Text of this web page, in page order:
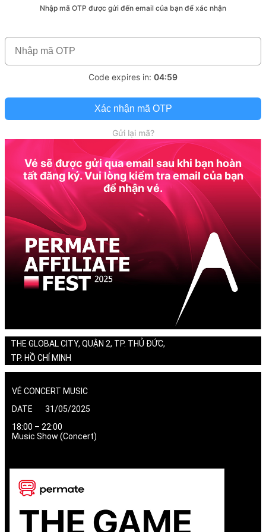
Nhập mã OTP được gửi đến email của bạn để xác nhận
Code expires in: 04:59
Xác nhận mã OTP
Gửi lại mã?
Vé sẽ được gửi qua email sau khi bạn hoàn
tất đăng ký. Vui lòng kiểm tra email của bạn
để nhận vé.
THE GLOBAL CITY, QUẬN 2, TP. THỦ ĐỨC,
TP. HỒ CHÍ MINH
VÉ CONCERT MUSIC
DATE 31/05/2025
18:00 – 22:00
Music Show (Concert)